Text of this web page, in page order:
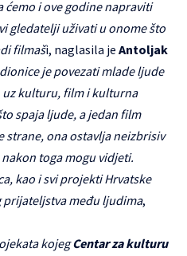
ćemo i ove godine napraviti
gledatelji uživati u onome što
filmaši, naglasila je Antoljak
je povezati mlade ljude
uz kulturu, film i kulturna
spaja ljude, a jedan film
strane, ona ostavlja neizbrisiv
toga mogu vidjeti.
kao i svi projekti Hrvatske
među ljudima,
kojegCentar za kulturu